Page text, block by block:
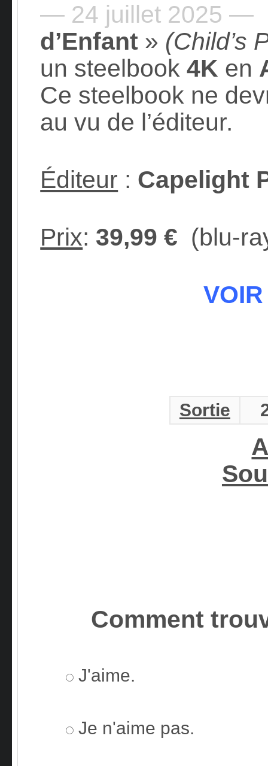
— 24 juillet 2025 —
d’Enfant » (Child’s
un steelbook4K en
Ce steelbook ne
au vu de l’éditeur.
Éditeur : Capelight
Prix: 39,99 € (blu-
Sortie
Comment
J'aime.
Je n'aime pas.